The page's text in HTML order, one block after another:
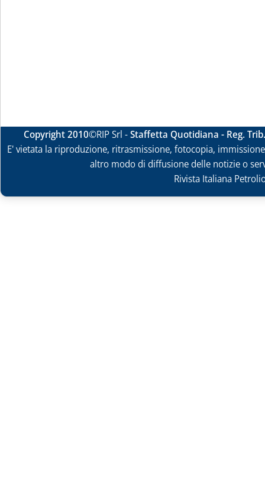
Copyright 2010©RIP Srl -Staffetta Quotidiana - Reg.
E' vietata la riproduzione, ritrasmissione, fotocopia,
altro modo di diffusione delle notizie o
Rivista Italiana